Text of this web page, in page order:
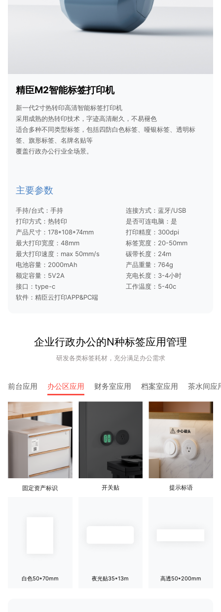
精臣M2智能标签打印机
新一代2寸热转印高清智能标签打印机
采用成熟的热转印技术，字迹高清耐久，不易褪色
适合多种不同类型标签，包括四防白色标签、哑银标签、透明标
签、旗形标签、名牌名贴等
覆盖行政办公行业全场景。
主要参数
手持/台式：手持
连接方式：蓝牙/USB
打印方式：热转印
是否可连电脑：是
产品尺寸：178*108*74mm
打印精度：300dpi
最大打印宽度：48mm
标签宽度：20-50mm
最大打印速度：max 50mm/s
碳带长度：24m
电池容量：2000mAh
产品重量：764g
额定容量：5V2A
充电长度：3-4小时
接口：type-c
工作温度：5-40c
软件：精臣云打印APP&PC端
企业行政办公的N种标签应用管理
研发各类标签耗材，充分满足办公需求
前台应用 办公区应用 财务室应用 档案室应用 茶水间应
固定资产标识 开关贴 提示标语
白色50*70mm 夜光贴35*13m 高透50*200mm